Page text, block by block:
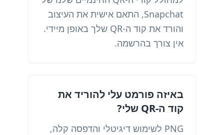
Snapchat, התאם אישית את העיצוב
והורד את קוד ה-QR שלך באופן מיידי.
אין צורך בהרשמה.
באיזה פורמט עלי להוריד את
קוד ה-QR שלי?
PNG לשימוש דיגיטלי והדפסה קלה,